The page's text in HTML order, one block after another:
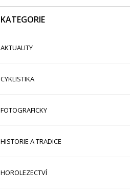
KATEGORIE
AKTUALITY
CYKLISTIKA
FOTOGRAFICKY
HISTORIE A TRADICE
HOROLEZECTVÍ